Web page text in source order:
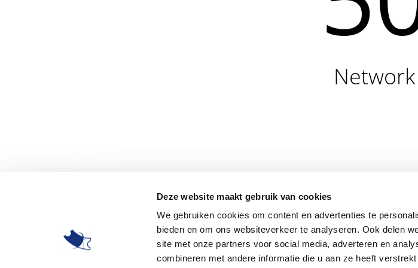
Deze website maakt gebruik van cookies
We gebruiken cookies om content en advertenties te
bieden en om ons websiteverkeer te analyseren. Ook delen
site met onze partners voor social media, adverteren en
combineren met andere informatie die u aan ze heeft